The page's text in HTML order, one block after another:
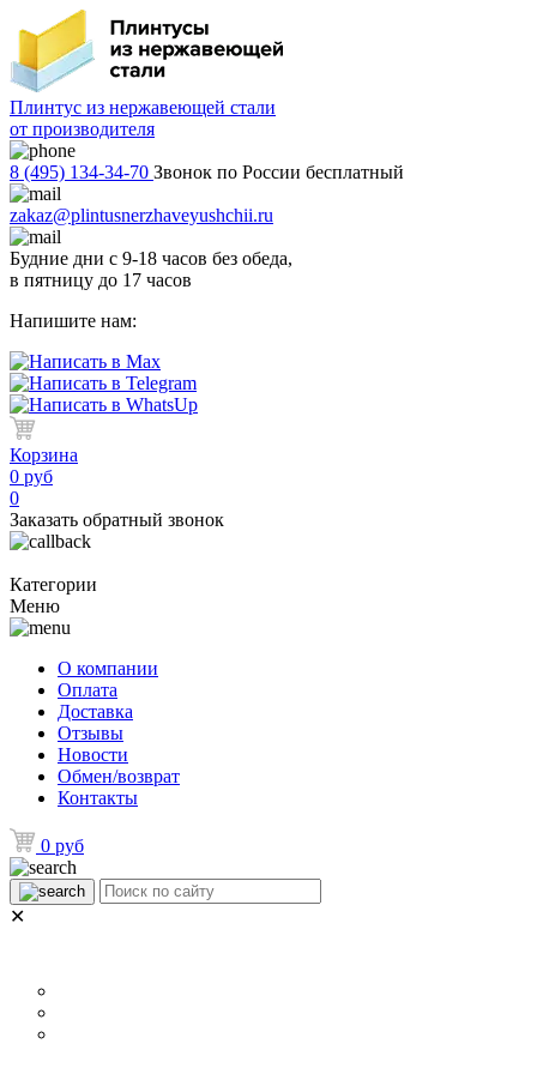
Плинтус из нержавеющей стали
от производителя
8 (495) 134-34-70 Звонок по России бесплатный
zakaz@plintusnerzhaveyushchii.ru
Будние дни с 9-18 часов без обеда,
в пятницу до 17 часов
Напишите нам:
Корзина
0 руб
0
Заказать обратный звонок
Категории
Меню
О компании
Оплата
Доставка
Отзывы
Новости
Обмен/возврат
Контакты
0 руб
✕